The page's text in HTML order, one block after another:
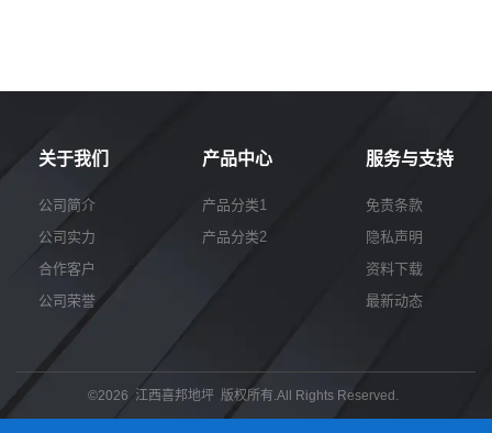
关于我们
公司简介
公司实力
合作客户
公司荣誉
产品中心
产品分类1
产品分类2
服务与支持
免责条款
隐私声明
资料下载
最新动态
©2026 江西喜邦地坪 版权所有.All Rights Reserved.